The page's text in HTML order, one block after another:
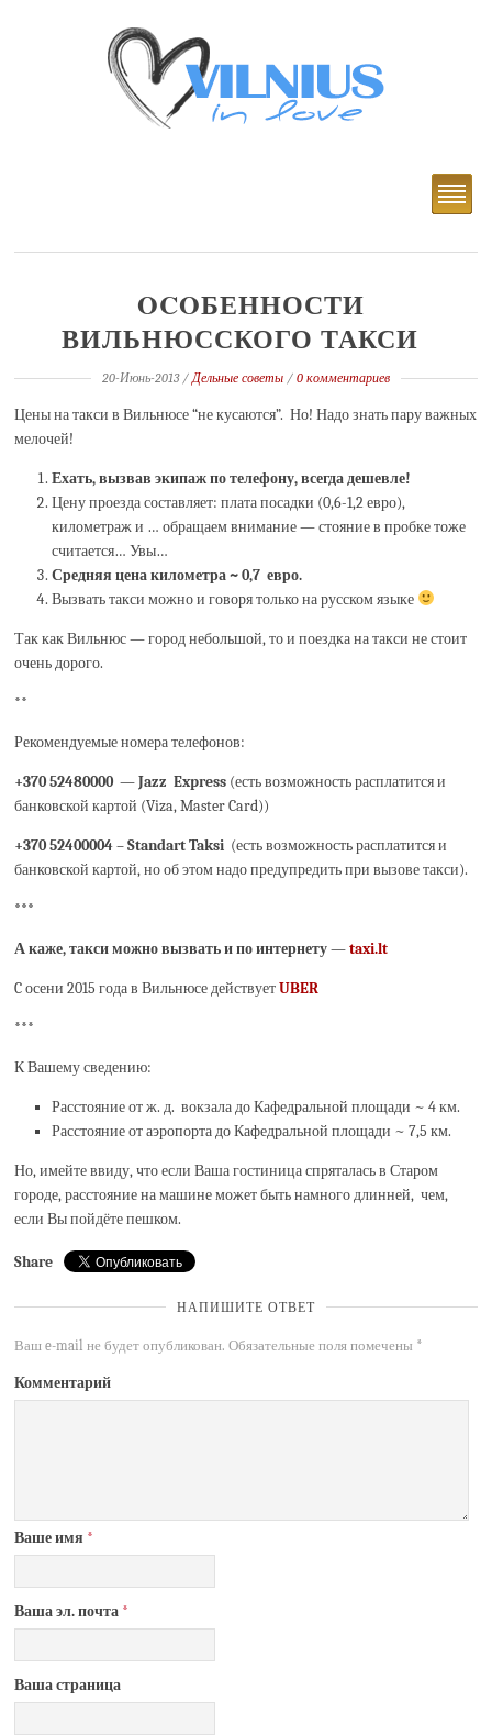
OCOБЕННОСТИ
ВИЛЬНЮССКОГО ТАКСИ
20-Июнь-2013/Дельные советы/ 0 комментариев
Цены на такси в Вильнюсе “не кусаются”. Но! Надо знать пару важных
мелочей!
Ехать, вызвав экипаж по телефону, всегда дешевле!
Цену проезда составляет: плата посадки (0,6-1,2 евро),
километраж и … обращаем внимание — стояние в пробке тоже
считается… Увы…
Средняя цена километра~ 0,7 евро.
Вызвать такси можно и говоря только на русском языке
Так как Вильнюс — город небольшой, то и поездка на такси не стоит
очень дорого.
**
Рекомендуемые номера телефонов:
+370 52480000 — Jazz Express (есть возможность расплатится и
банковской картой (Viza, Master Card))
+370 52400004 – Standart Taksi (есть возможность расплатится и
банковской картой, но об этом надо предупредить при вызове такси).
***
А каже, такси можно вызвать и по интернету —taxi.lt
C осени 2015 года в Вильнюсе действуетUBER
***
К Вашему сведению:
Расстояние от ж. д. вокзала до Кафедральной площади ~ 4 км.
Расстояние от аэропорта до Кафедральной площади ~ 7,5 км.
Но, имейте ввиду, что если Ваша гостиница спряталась в Старом
городе, расстояние на машине может быть намного длинней, чем,
если Вы пойдёте пешком.
Share
НАПИШИТЕ ОТВЕТ
Ваш e-mail не будет опубликован. Обязательные поля помечены *
Комментарий
Ваше имя *
Ваша эл. почта *
Ваша страница